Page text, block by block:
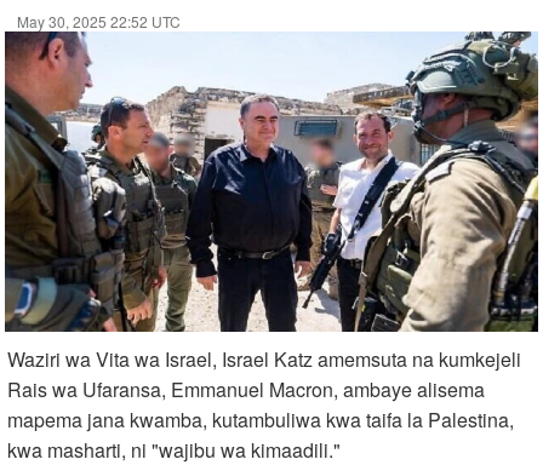
May 30, 2025 22:52 UTC
Waziri wa Vita wa Israel, Israel Katz amemsuta na kumkejeli
Rais wa Ufaransa, Emmanuel Macron, ambaye alisema
mapema jana kwamba, kutambuliwa kwa taifa la Palestina,
kwa masharti, ni "wajibu wa kimaadili."